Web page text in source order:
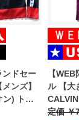
ンドセー
ンズ】
) トラ
輸入】
【
ル 【大
ンクラ
定価 ￥